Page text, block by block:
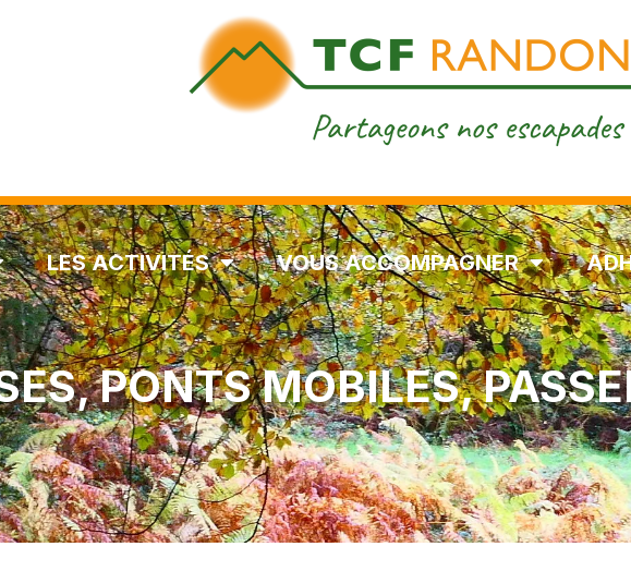
LES ACTIVITÉS VOUS ACCOMPAGNER
PONTS MOBILES,